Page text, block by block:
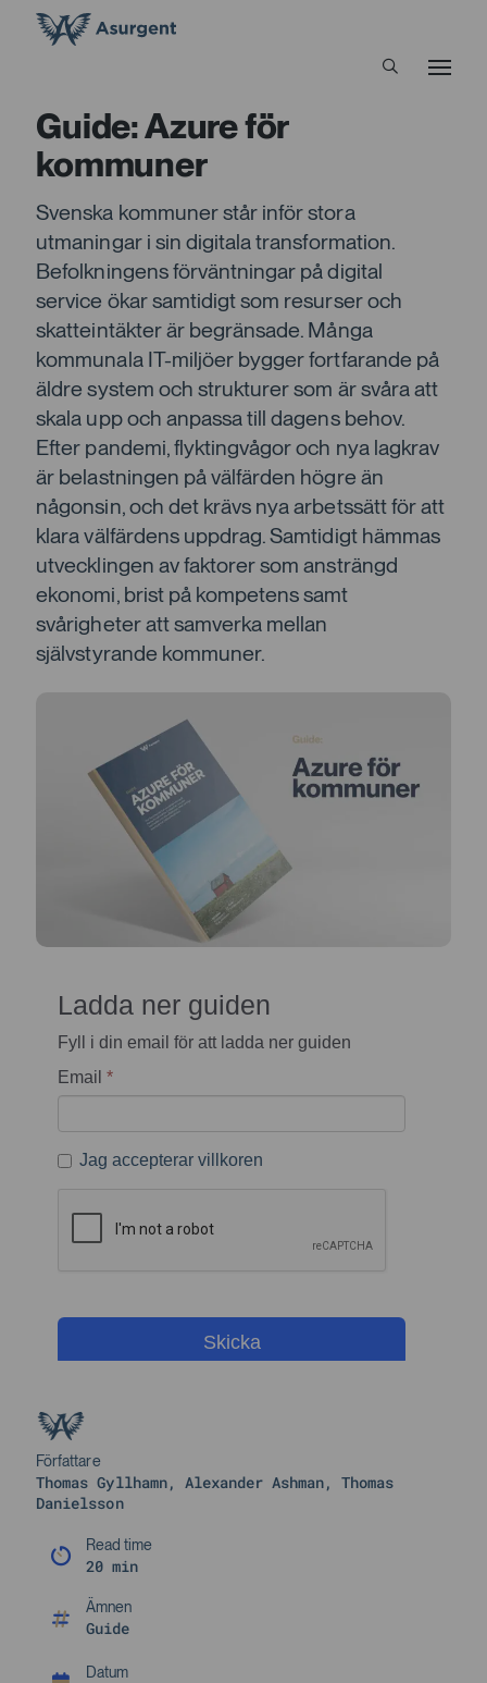
Guide: Azure för
kommuner
Svenska kommuner står inför stora
utmaningar i sin digitala transformation.
Befolkningens förväntningar på digital
service ökar samtidigt som resurser och
skatteintäkter är begränsade. Många
kommunala IT-miljöer bygger fortfarande på
äldre system och strukturer som är svåra att
skala upp och anpassa till dagens behov.
Efter pandemi, flyktingvågor och nya lagkrav
är belastningen på välfärden högre än
någonsin, och det krävs nya arbetssätt för att
klara välfärdens uppdrag. Samtidigt hämmas
utvecklingen av faktorer som ansträngd
ekonomi, brist på kompetens samt
svårigheter att samverka mellan
självstyrande kommuner.
Författare
Thomas Gyllhamn, Alexander Ashman, Thomas
Danielsson
Read time
20 min
Ämnen
Guide